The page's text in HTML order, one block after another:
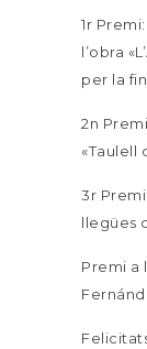
1r
l’obra
per la
2n
«Taulell
3r
llegües
Premi a